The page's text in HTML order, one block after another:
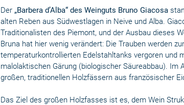
Der „Barbera d’Alba“ des Weinguts Bruno Giacosa
alten Reben aus Südwestlagen in Neive und Alba.
Traditionalisten des Piemont, und der Ausbau dieses
Bruna hat hier wenig verändert: Die Trauben werden
temperaturkontrollierten Edelstahltanks vergoren und
malolaktischen Gärung (biologischer Säureabbau).
großen, traditionellen Holzfässern aus französischer
Das Ziel des großen Holzfasses ist es, dem Wein